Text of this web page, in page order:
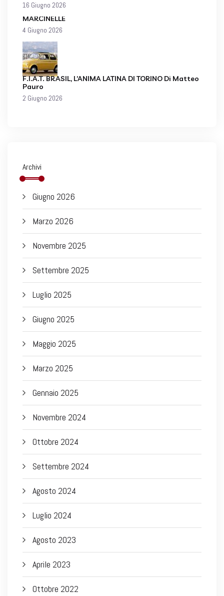
16 Giugno 2026
MARCINELLE
4 Giugno 2026
F.I.A.T. BRASIL, L’ANIMA LATINA DI TORINO Di Matteo
Pauro
2 Giugno 2026
Archivi
Giugno 2026
Marzo 2026
Novembre 2025
Settembre 2025
Luglio 2025
Giugno 2025
Maggio 2025
Marzo 2025
Gennaio 2025
Novembre 2024
Ottobre 2024
Settembre 2024
Agosto 2024
Luglio 2024
Agosto 2023
Aprile 2023
Ottobre 2022